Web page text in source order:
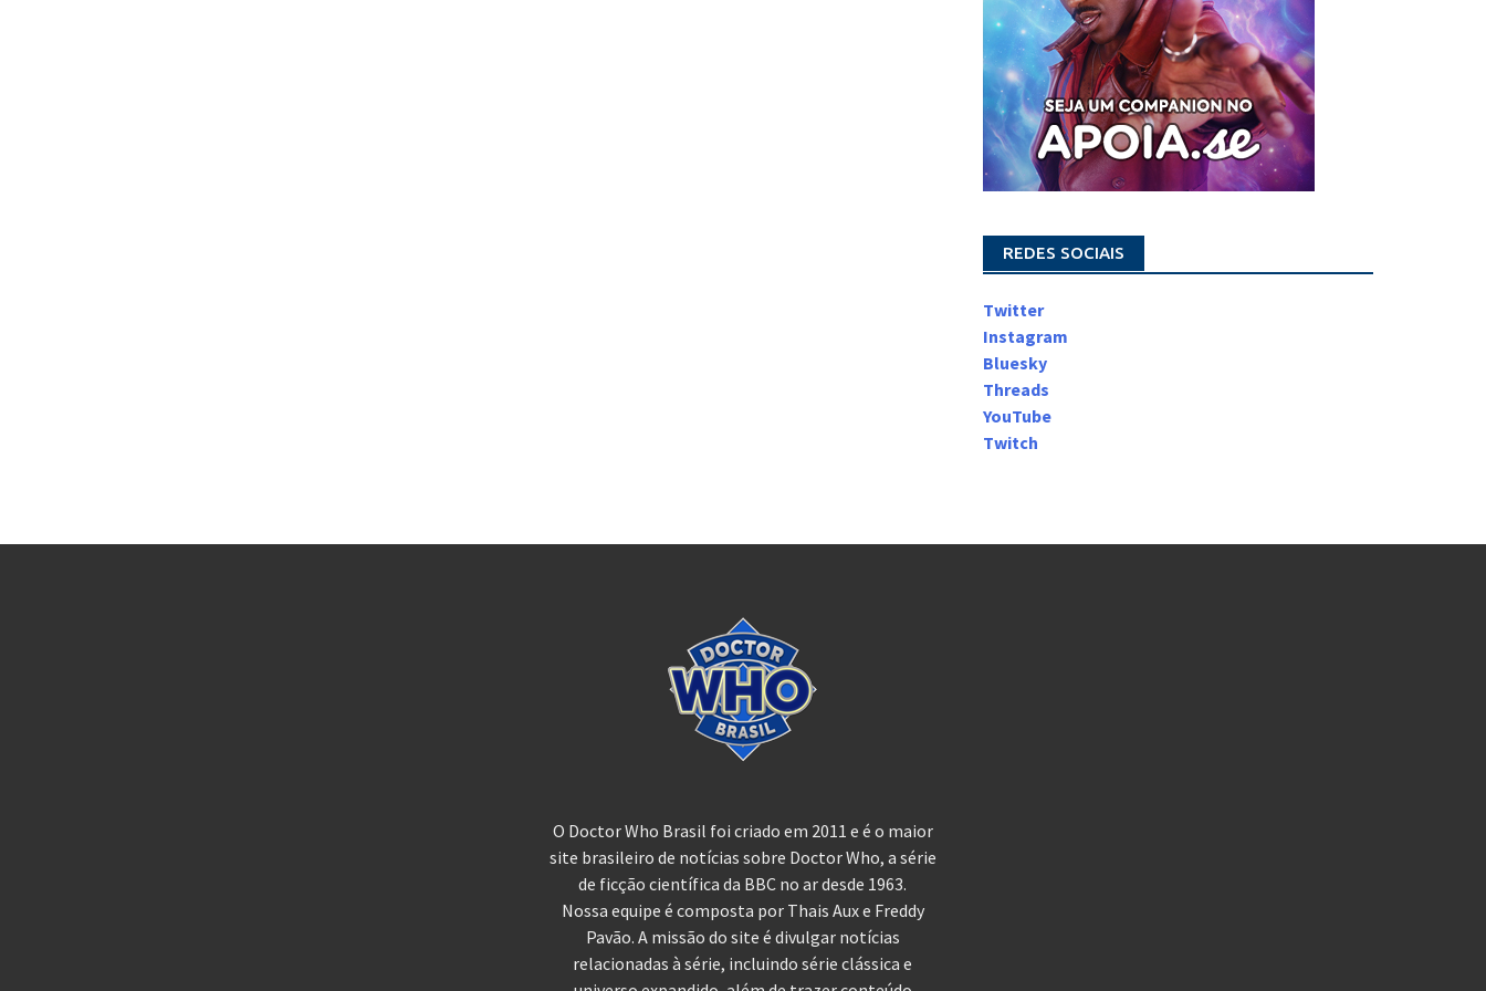
REDES SOCIAIS
Twitter
Instagram
Bluesky
Threads
YouTube
Twitch
O Doctor Who Brasil foi criado em 2011 e é o maior
site brasileiro de notícias sobre Doctor Who, a série
de ficção científica da BBC no ar desde 1963.
Nossa equipe é composta por Thais Aux e Freddy
Pavão. A missão do site é divulgar notícias
relacionadas à série, incluindo série clássica e